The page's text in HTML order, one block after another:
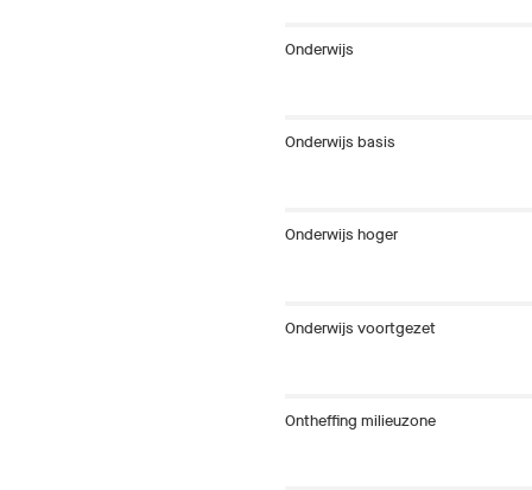
Onderwijs
Onderwijs basis
Onderwijs hoger
Onderwijs voortgezet
Ontheffing milieuzone